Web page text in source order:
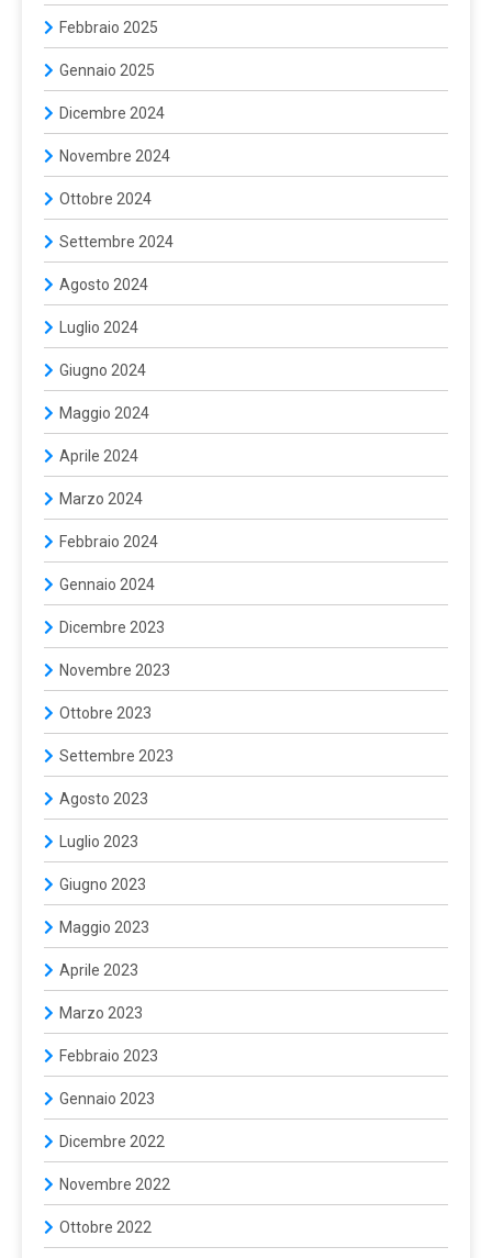
Febbraio 2025
Gennaio 2025
Dicembre 2024
Novembre 2024
Ottobre 2024
Settembre 2024
Agosto 2024
Luglio 2024
Giugno 2024
Maggio 2024
Aprile 2024
Marzo 2024
Febbraio 2024
Gennaio 2024
Dicembre 2023
Novembre 2023
Ottobre 2023
Settembre 2023
Agosto 2023
Luglio 2023
Giugno 2023
Maggio 2023
Aprile 2023
Marzo 2023
Febbraio 2023
Gennaio 2023
Dicembre 2022
Novembre 2022
Ottobre 2022